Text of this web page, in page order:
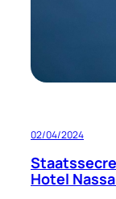
02/04/2024
Hotel